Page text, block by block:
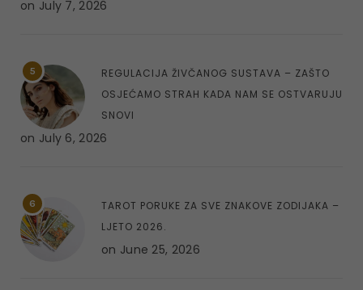
on July 7, 2026
5
REGULACIJA ŽIVČANOG SUSTAVA – ZAŠTO
OSJEĆAMO STRAH KADA NAM SE OSTVARUJU
SNOVI
on July 6, 2026
6
TAROT PORUKE ZA SVE ZNAKOVE ZODIJAKA –
LJETO 2026.
on June 25, 2026